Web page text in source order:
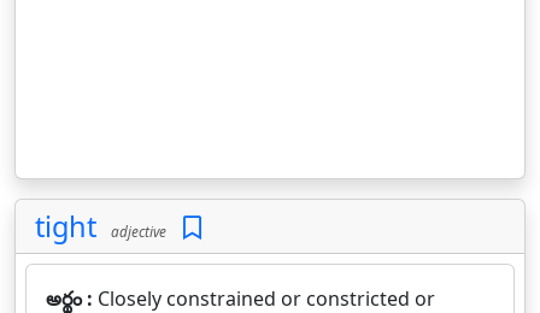
tight adjective
అర్థం : Closely constrained or constricted or